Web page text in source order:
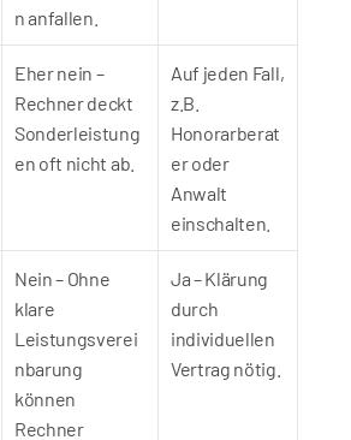
n anfallen.
Eher nein –
Rechner deckt
Sonderleistung
en oft nicht ab.
Auf jeden Fall,
z.B.
Honorarberat
er oder
Anwalt
einschalten.
Nein – Ohne
klare
Leistungsverei
nbarung
können
Rechner
Ja – Klärung
durch
individuellen
Vertrag nötig.